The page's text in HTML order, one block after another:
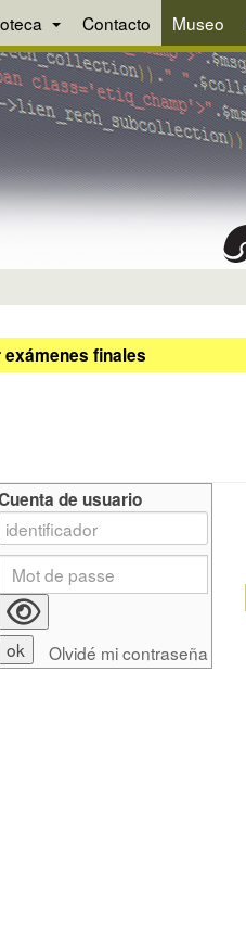
Contacto Museo
finales
de usuario
Olvidé mi contraseña